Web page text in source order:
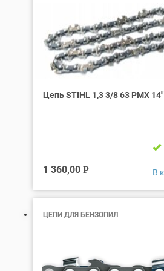
Цепь STIHL 1,3 3/8 63 РМХ
1 360,00 Р
ЦЕПИ ДЛЯ БЕНЗОПИЛ